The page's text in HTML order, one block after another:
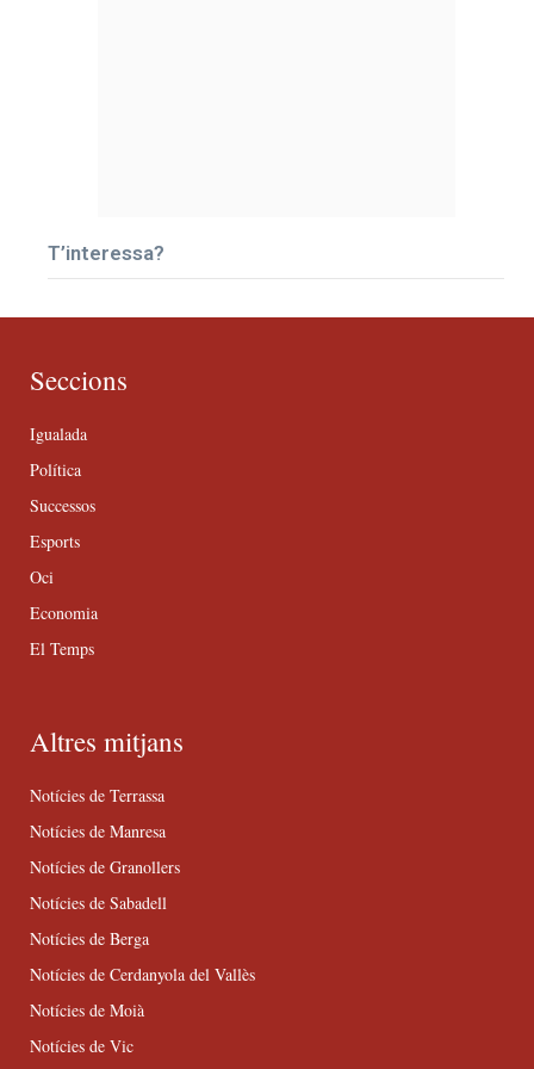
T’interessa?
Seccions
Igualada
Política
Successos
Esports
Oci
Economia
El Temps
Altres mitjans
Notícies de Terrassa
Notícies de Manresa
Notícies de Granollers
Notícies de Sabadell
Notícies de Berga
Notícies de Cerdanyola del Vallès
Notícies de Moià
Notícies de Vic